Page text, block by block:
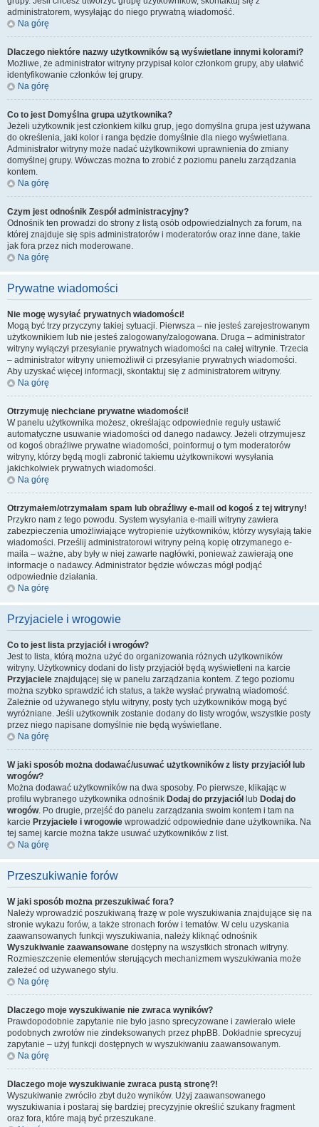
administratorem, wysyłając do niego prywatną wiadomość.
Na górę
Dlaczego niektóre nazwy użytkowników są wyświetlane innymi kolorami?
Możliwe, że administrator witryny przypisał kolor członkom grupy, aby ułatwić
identyfikowanie członków tej grupy.
Na górę
Co to jest Domyślna grupa użytkownika?
Jeżeli użytkownik jest członkiem kilku grup, jego domyślna grupa jest używana
do określenia, jaki kolor i ranga będzie domyślnie dla niego wyświetlana.
Administrator witryny może nadać użytkownikowi uprawnienia do zmiany
domyślnej grupy. Wówczas można to zrobić z poziomu panelu zarządzania
kontem.
Na górę
Czym jest odnośnik Zespół administracyjny?
Odnośnik ten prowadzi do strony z listą osób odpowiedzialnych za forum, na
której znajduje się spis administratorów i moderatorów oraz inne dane, takie
jak fora przez nich moderowane.
Na górę
Prywatne wiadomości
Nie mogę wysyłać prywatnych wiadomości!
Mogą być trzy przyczyny takiej sytuacji. Pierwsza – nie jesteś zarejestrowanym
użytkownikiem lub nie jesteś zalogowany/zalogowana. Druga – administrator
witryny wyłączył przesyłanie prywatnych wiadomości na całej witrynie. Trzecia
– administrator witryny uniemożliwił ci przesyłanie prywatnych wiadomości.
Aby uzyskać więcej informacji, skontaktuj się z administratorem witryny.
Na górę
Otrzymuję niechciane prywatne wiadomości!
W panelu użytkownika możesz, określając odpowiednie reguły ustawić
automatyczne usuwanie wiadomości od danego nadawcy. Jeżeli otrzymujesz
od kogoś obraźliwe prywatne wiadomości, poinformuj o tym moderatorów
witryny, którzy będą mogli zabronić takiemu użytkownikowi wysyłania
jakichkolwiek prywatnych wiadomości.
Na górę
Otrzymałem/otrzymałam spam lub obraźliwy e-mail od kogoś z tej witryny!
Przykro nam z tego powodu. System wysyłania e-maili witryny zawiera
zabezpieczenia umożliwiające wytropienie użytkowników, którzy wysyłają takie
wiadomości. Prześlij administratorowi witryny pełną kopię otrzymanego e-
maila – ważne, aby były w niej zawarte nagłówki, ponieważ zawierają one
informacje o nadawcy. Administrator będzie wówczas mógł podjąć
odpowiednie działania.
Na górę
Przyjaciele i wrogowie
Co to jest lista przyjaciół i wrogów?
Jest to lista, którą można użyć do organizowania różnych użytkowników
witryny. Użytkownicy dodani do listy przyjaciół będą wyświetleni na karcie
Przyjaciele znajdującej się w panelu zarządzania kontem. Z tego poziomu
można szybko sprawdzić ich status, a także wysłać prywatną wiadomość.
Zależnie od używanego stylu witryny, posty tych użytkowników mogą być
wyróżniane. Jeśli użytkownik zostanie dodany do listy wrogów, wszystkie posty
przez niego napisane domyślnie nie będą wyświetlane.
Na górę
W jaki sposób można dodawać/usuwać użytkowników z listy przyjaciół lub
wrogów?
Można dodawać użytkowników na dwa sposoby. Po pierwsze, klikając w
profilu wybranego użytkownika odnośnik Dodaj do przyjaciółlub Dodaj do
wrogów. Po drugie, przejść do panelu zarządzania swoim kontem i tam na
karcie Przyjaciele i wrogowie wprowadzić odpowiednie dane użytkownika. Na
tej samej karcie można także usuwać użytkowników z list.
Na górę
Przeszukiwanie forów
W jaki sposób można przeszukiwać fora?
Należy wprowadzić poszukiwaną frazę w pole wyszukiwania znajdujące się na
stronie wykazu forów, a także stronach forów i tematów. W celu uzyskania
zaawansowanych funkcji wyszukiwania, należy kliknąć odnośnik
Wyszukiwanie zaawansowane dostępny na wszystkich stronach witryny.
Rozmieszczenie elementów sterujących mechanizmem wyszukiwania może
zależeć od używanego stylu.
Na górę
Dlaczego moje wyszukiwanie nie zwraca wyników?
Prawdopodobnie zapytanie nie było jasno sprecyzowane i zawierało wiele
podobnych zwrotów nie zindeksowanych przez phpBB. Dokładnie sprecyzuj
zapytanie – użyj funkcji dostępnych w wyszukiwaniu zaawansowanym.
Na górę
Dlaczego moje wyszukiwanie zwraca pustą stronę?!
Wyszukiwanie zwróciło zbyt dużo wyników. Użyj zaawansowanego
wyszukiwania i postaraj się bardziej precyzyjnie określić szukany fragment
oraz fora, które mają być przeszukane.